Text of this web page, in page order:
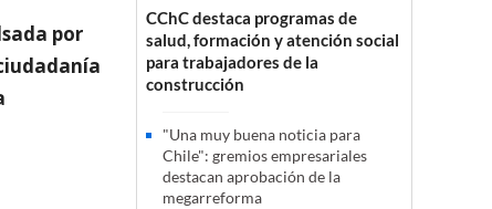
por
CChC destaca programas de
salud, formación y atención social
para trabajadores de la
construcción
"Una muy buena noticia para
Chile": gremios empresariales
destacan aprobación de la
megarreforma